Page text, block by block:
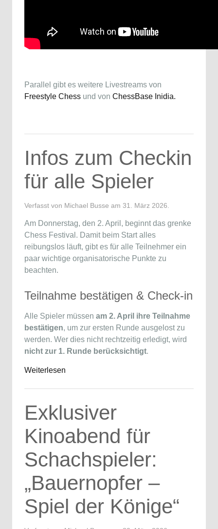
Parallel gibt es weitere Livestreams von
Freestyle Chess und von ChessBase Inidia.
Infos zum Checkin
für alle Spieler
Verfasst von Michael Busse am 31. März 2026
Am Donnerstag, den 2. April, beginnt das grenke
Chess Festival. Damit beim Start alles
reibungslos läuft, gibt es für alle Teilnehmer ein
paar wichtige organisatorische Punkte zu
beachten.
Teilnahme bestätigen & Check-in
Alle Spieler müssen am 2. April ihre Teilnahme
bestätigen, um zur ersten Runde ausgelost zu
werden. Wer dies nicht rechtzeitig erledigt, wird
nicht zur 1. Runde berücksichtigt.
Weiterlesen
Exklusiver
Kinoabend für
Schachspieler:
„Bauernopfer –
Spiel der Könige“